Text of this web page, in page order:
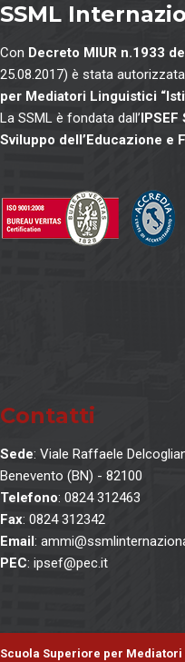
SSML
Con Decreto MIUR n.1933
25.08.2017) è stata
per Mediatori Linguistici
La SSML è fondata dall’
Sviluppo dell’Educazione e
Contatti
Sede: Viale Raffaele
Benevento (BN) - 82100
Telefono: 0824 312463
Fax: 0824 312342
Email:
PEC: ipsef@pec.it
Scuola Superiore per